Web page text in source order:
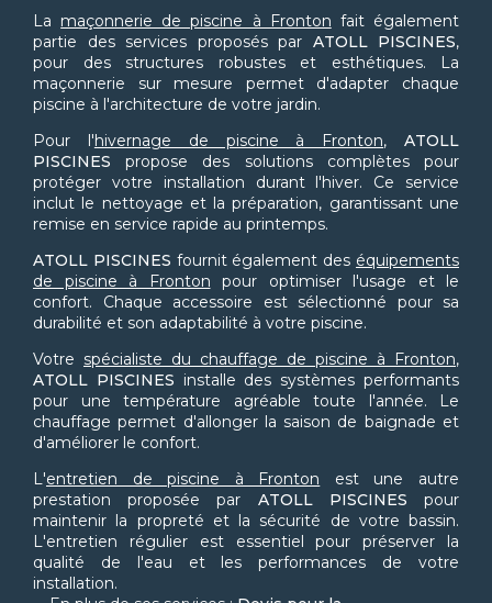
La maçonnerie de piscine à Fronton fait également
partie des services proposés par ATOLL PISCINES,
pour des structures robustes et esthétiques. La
maçonnerie sur mesure permet d'adapter chaque
piscine à l'architecture de votre jardin.
Pour l'hivernage de piscine à Fronton,ATOLL
PISCINES propose des solutions complètes pour
protéger votre installation durant l'hiver. Ce service
inclut le nettoyage et la préparation, garantissant une
remise en service rapide au printemps.
ATOLL PISCINES fournit également des équipements
de piscine à Fronton pour optimiser l'usage et le
confort. Chaque accessoire est sélectionné pour sa
durabilité et son adaptabilité à votre piscine.
Votre spécialiste du chauffage de piscine à Fronton,
ATOLL PISCINES installe des systèmes performants
pour une température agréable toute l'année. Le
chauffage permet d'allonger la saison de baignade et
d'améliorer le confort.
L'entretien de piscine à Fronton est une autre
prestation proposée par ATOLL PISCINES pour
maintenir la propreté et la sécurité de votre bassin.
L'entretien régulier est essentiel pour préserver la
qualité de l'eau et les performances de votre
installation.